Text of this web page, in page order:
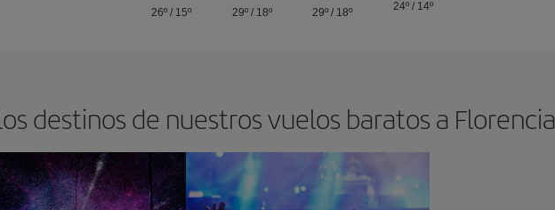
26º / 15º
29º/ 18º
29º / 18º
24º/ 14º
destinos de nuestros vuelos baratos a Florencia